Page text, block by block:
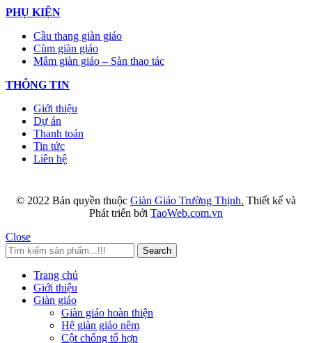
PHỤ KIỆN
Cầu thang giàn giáo
Cùm giàn giáo
Mâm giàn giáo – Sàn thao tác
THÔNG TIN
Giới thiệu
Dự án
Thanh toán
Tin tức
Liên hệ
© 2022 Bản quyền thuộc Giàn Giáo Trường Thịnh. Thiết kế và
Phát triển bởi TaoWeb.com.vn
Close
Search
Trang chủ
Giới thiệu
Giàn giáo
Giàn giáo hoàn thiện
Hệ giàn giáo nêm
Cột chống tổ hợp